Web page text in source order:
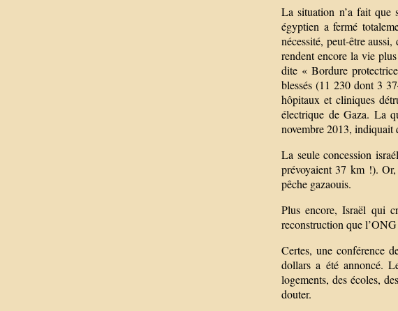
La situation n’a fait que
égyptien a fermé
nécessité, peut-être
rendent encore la vie
dite « Bordure
blessés (11 230 dont 3
hôpitaux et cliniques
électrique de Gaza. La
novembre 2013, indiquait
La seule concession
prévoyaient 37 km !). Or,
pêche gazaouis.
Plus encore, Israël qui
reconstruction que
Certes, une conférence
dollars a été annoncé.
logements, des écoles,
douter.